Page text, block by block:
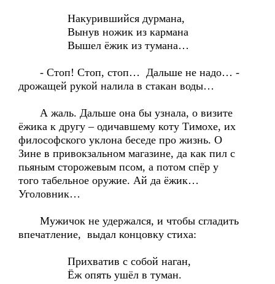
Накурившийся дурмана,
Вынув ножик из кармана
Вышел ёжик из тумана…
- Стоп! Стоп, стоп… Дальше не надо… -
дрожащей рукой налила в стакан воды…
А жаль. Дальше она бы узнала, о визите
ёжика к другу – одичавшему коту Тимохе, их
философского уклона беседе про жизнь. О
Зине в привокзальном магазине, да как пил с
пьяным сторожевым псом, а потом спёр у
того табельное оружие. Ай да ёжик…
Уголовник…
Мужичок не удержался, и чтобы сгладить
впечатление, выдал концовку стиха:
Прихватив с собой наган,
Ёж опять ушёл в туман.